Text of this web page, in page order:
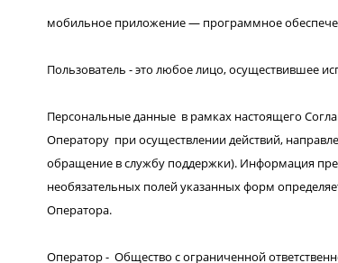
мобильное приложение — программное
Пользователь - это любое лицо, осуществившее
Персональные данные в рамках настоящего
Оператору при осуществлении действий,
обращение в службу поддержки). Информация
необязательных полей указанных форм
Оператора.
Оператор - Общество с ограниченной